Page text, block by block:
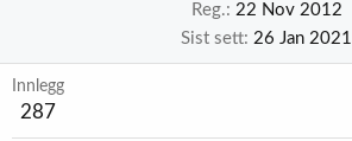
Reg. 22 Nov 2012
Sist sett 26 Jan 2021
Innlegg
287